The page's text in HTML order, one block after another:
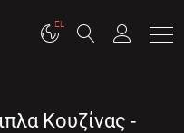
EL
Κουζίνας -